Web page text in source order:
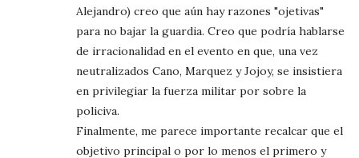
Alejandro) creo que aún hay razones "ojetivas"
para no bajar la guardia. Creo que podría hablarse
de irracionalidad en el evento en que, una vez
neutralizados Cano, Marquez y Jojoy, se insistiera
en privilegiar la fuerza militar por sobre la
policiva.
Finalmente, me parece importante recalcar que el
objetivo principal o por lo menos el primero y